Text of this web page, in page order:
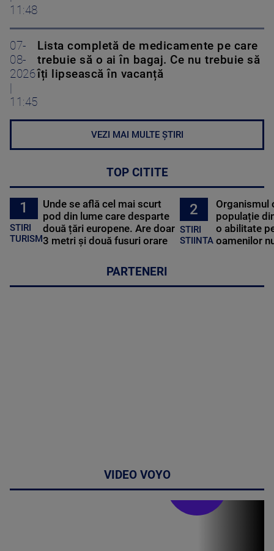
11:48
07-
08-
2026
11:45
Lista completă de medicamente pe care
trebuie să o ai în bagaj. Ce nu trebuie să
îți lipsească în vacanță
VEZI MAI MULTE ȘTIRI
TOP CITITE
1
STIRI
TURISM
Unde se află cel mai scurt
pod din lume care desparte
două țări europene. Are doar
3 metri și două fusuri orare
2
STIRI
STIINTA
Organismul
populație
o abilitate
oamenilor
PARTENERI
VIDEO VOYO